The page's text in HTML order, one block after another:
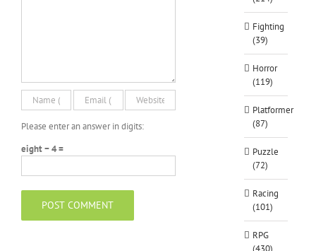
Please enter an answer in digits:
eight − 4 =
Fighting
(39)
Horror
(119)
Platformer
(87)
Puzzle
(72)
Racing
(101)
RPG